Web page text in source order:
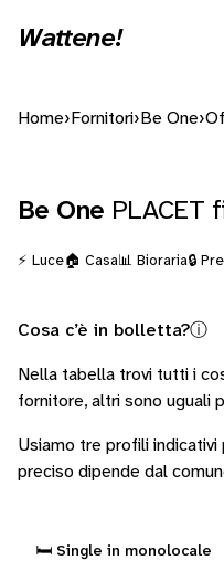
Wattene!
Home› Fornitori› Be One›
Be One PLACET
⚡ Luce🏠 Casa📊 Bioraria🔒
Cosa c’è in bolletta?ⓘ
Nella tabella trovi tutti i
fornitore, altri sono uguali
Usiamo tre profili
preciso dipende dal
🛏️ Single in monolocale